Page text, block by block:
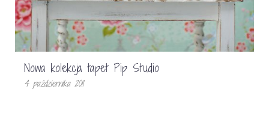
Nowa kolekcja tapet Pip Studio
4 października 2011